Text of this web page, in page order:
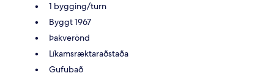
1 bygging/turn
Byggt 1967
Þakverönd
Líkamsræktaraðstaða
Gufubað